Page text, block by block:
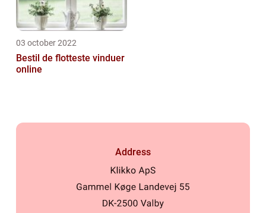
03 october 2022
Bestil de flotteste vinduer
online
Address